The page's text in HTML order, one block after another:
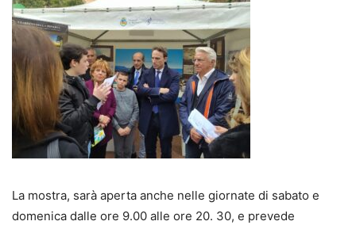
La mostra, sarà aperta anche nelle giornate di sabato e
domenica dalle ore 9.00 alle ore 20. 30, e prevede